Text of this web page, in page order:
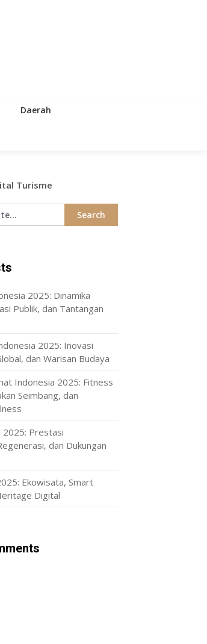
Daerah
Turisme
2025: Dinamika
Publik, dan Tantangan
2025: Inovasi
dan Warisan Budaya
Indonesia 2025: Fitness
Seimbang, dan
Prestasi
dan Dukungan
Ekowisata, Smart
Digital